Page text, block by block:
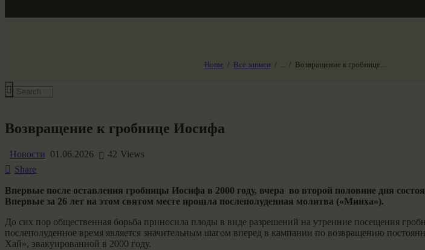
Home Все записи ... Возвращение к гробнице...
Возвращение к гробнице Иосифа
Новости 01.06.2026 42 Views
Share
Впервые после оставления гробницы Иосифа в 2000 году, вчера во второй половине дня
Впервые за 26 лет на этом святом месте прошла послеполуденная молитва («Минха»).
До сих пор общественная борьба приносила плоды в виде разрешений на утренние посещения
послеполуденное время является значительным шагом вперед в кампании по возвращению
Хай», эвакуированной в 2000 году.